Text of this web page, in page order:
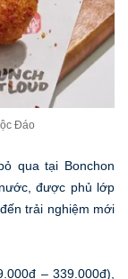
Đáo
qua tại Bonchon
được phủ lớp
trải nghiệm mới
– 339.000đ),